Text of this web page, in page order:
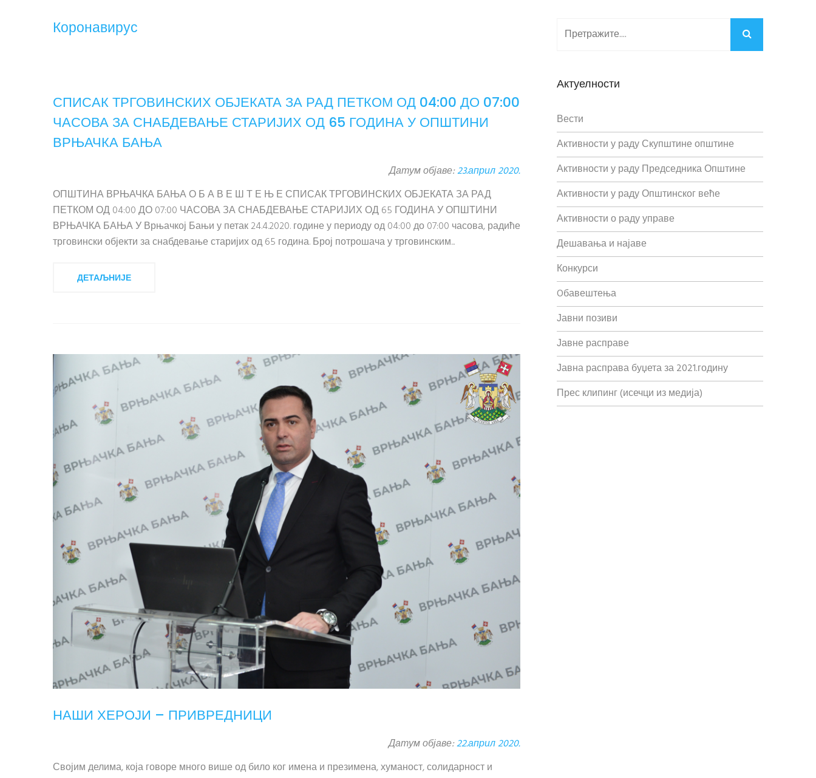
Коронавирус
СПИСАК ТРГОВИНСКИХ ОБЈЕКАТА ЗА РАД ПЕТКОМ ОД 04:00 ДО 07:00
ЧАСОВА ЗА СНАБДЕВАЊЕ СТАРИЈИХ ОД 65 ГОДИНА У ОПШТИНИ
ВРЊАЧКА БАЊА
Датум објаве:23.април 2020.
ОПШТИНА ВРЊАЧКА БАЊА О Б А В Е Ш Т Е Њ Е СПИСАК ТРГОВИНСКИХ ОБЈЕКАТА ЗА РАД
ПЕТКОМ ОД 04:00 ДО 07:00 ЧАСОВА ЗА СНАБДЕВАЊЕ СТАРИЈИХ ОД 65 ГОДИНА У ОПШТИНИ
ВРЊАЧКА БАЊА У Врњачкој Бањи у петак 24.4.2020. године у периоду од 04:00 до 07:00 часова, радиће
трговински објекти за снабдевање старијих од 65 година. Број потрошача у трговинским...
ДЕТАЉНИЈЕ
НАШИ ХЕРОЈИ – ПРИВРЕДНИЦИ
Датум објаве:22.април 2020.
Својим делима, која говоре много више од било ког имена и презимена, хуманост, солидарност и
Актуелности
Вести
Активности у раду Скупштине општине
Активности у раду Председника Општине
Активности у раду Општинског веће
Активности о раду управе
Дешавања и најаве
Конкурси
Oбавештења
Јавни позиви
Јавне расправе
Јавна расправа буџета за 2021.годину
Прес клипинг (исечци из медија)